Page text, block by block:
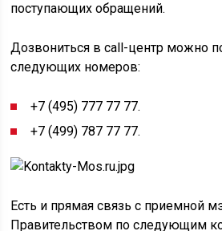
поступающих обращений.
Дозвониться в call-центр можно
следующих номеров:
+7 (495) 777 77 77.
+7 (499) 787 77 77.
Есть и прямая связь с приемной
Правительством по следующим